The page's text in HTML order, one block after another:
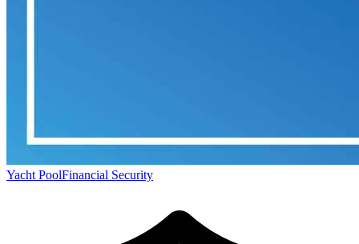
Yacht PoolFinancial Security